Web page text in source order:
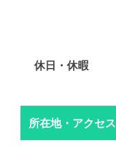
休日・休暇
所在地・アクセス